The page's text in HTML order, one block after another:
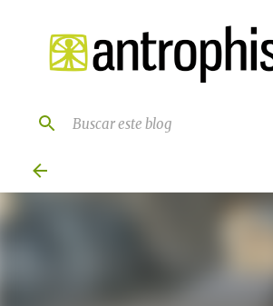
Ir al contenido principal